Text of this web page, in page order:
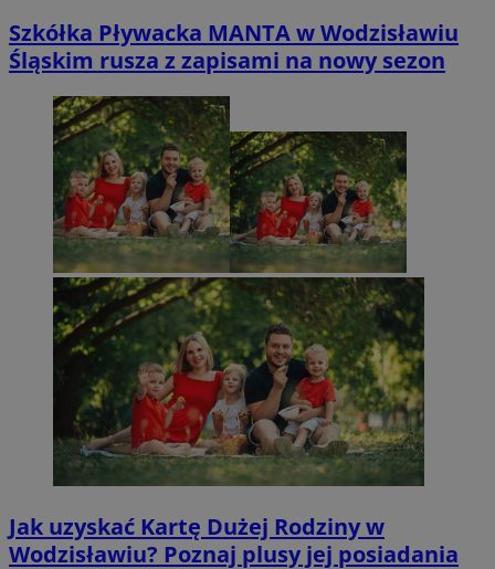
Szkółka Pływacka MANTA w Wodzisławiu
Śląskim rusza z zapisami na nowy sezon
Jak uzyskać Kartę Dużej Rodziny w
Wodzisławiu? Poznaj plusy jej posiadania